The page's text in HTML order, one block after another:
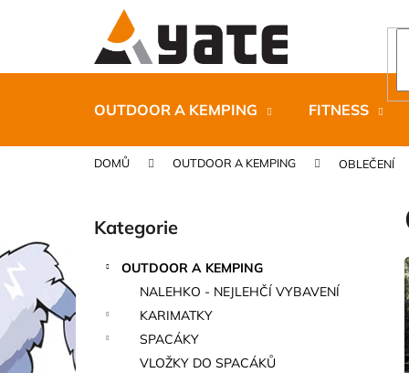
OUTDOOR A KEMPING FITNESS
DOMŮ OUTDOOR A KEMPING OBLEČENÍ
r
a
n
Přeskočit
kategorie
Kategorie
OUTDOOR A KEMPING
NALEHKO - NEJLEHČÍ VYBAVENÍ
KARIMATKY
SPACÁKY
VLOŽKY DO SPACÁKŮ
í
do
do
CARNOSPORT GEL 100 ML
899 Kč